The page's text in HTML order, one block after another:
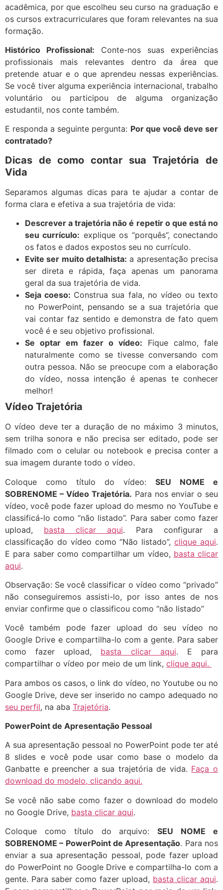
acadêmica, por que escolheu seu curso na graduação e
os cursos extracurriculares que foram relevantes na sua
formação.
Histórico Profissional: Conte-nos suas experiências
profissionais mais relevantes dentro da área que
pretende atuar e o que aprendeu nessas experiências.
Se você tiver alguma experiência internacional, trabalho
voluntário ou participou de alguma organização
estudantil, nos conte também.
E responda a seguinte pergunta: Por que você deve ser
contratado?
Dicas de como contar sua Trajetória de
Vida
Separamos algumas dicas para te ajudar a contar de
forma clara e efetiva a sua trajetória de vida:
Descrever a trajetória não é repetir o que está no
seu currículo: explique os “porquês”, conectando
os fatos e dados expostos seu no currículo.
Evite ser muito detalhista: a apresentação precisa
ser direta e rápida, faça apenas um panorama
geral da sua trajetória de vida.
Seja coeso: Construa sua fala, no vídeo ou texto
no PowerPoint, pensando se a sua trajetória que
vai contar faz sentido e demonstra de fato quem
você é e seu objetivo profissional.
Se optar em fazer o vídeo: Fique calmo, fale
naturalmente como se tivesse conversando com
outra pessoa. Não se preocupe com a elaboração
do vídeo, nossa intenção é apenas te conhecer
melhor!
Vídeo Trajetória
O vídeo deve ter a duração de no máximo 3 minutos,
sem trilha sonora e não precisa ser editado, pode ser
filmado com o celular ou notebook e precisa conter a
sua imagem durante todo o vídeo.
Coloque como título do vídeo: SEU NOME e
SOBRENOME – Vídeo Trajetória. Para nos enviar o seu
vídeo, você pode fazer upload do mesmo no YouTube e
classificá-lo como “não listado”. Para saber como fazer
upload, basta clicar aqui. Para configurar a
classificação do vídeo como “Não listado”,clique aqui.
E para saber como compartilhar um vídeo, basta clicar
aqui.
Observação: Se você classificar o vídeo como “privado”
não conseguiremos assisti-lo, por isso antes de nos
enviar confirme que o classificou como “não listado”
Você também pode fazer upload do seu vídeo no
Google Drive e compartilha-lo com a gente. Para saber
como fazer upload, basta clicar aqui. E para
compartilhar o vídeo por meio de um link, clique aqui.
Para ambos os casos, o link do vídeo, no Youtube ou no
Google Drive, deve ser inserido no campo adequado no
seu perfil, na aba Trajetória.
PowerPoint de Apresentação Pessoal
A sua apresentação pessoal no PowerPoint pode ter até
8 slides e você pode usar como base o modelo da
Ganbatte e preencher a sua trajetória de vida. Faça o
download do modelo, clicando aqui.
Se você não sabe como fazer o download do modelo
no Google Drive, basta clicar aqui.
Coloque como título do arquivo:SEU NOME e
SOBRENOME – PowerPoint de Apresentação. Para nos
enviar a sua apresentação pessoal, pode fazer upload
do PowerPoint no Google Drive e compartilha-lo com a
gente. Para saber como fazer upload, basta clicar aqui.